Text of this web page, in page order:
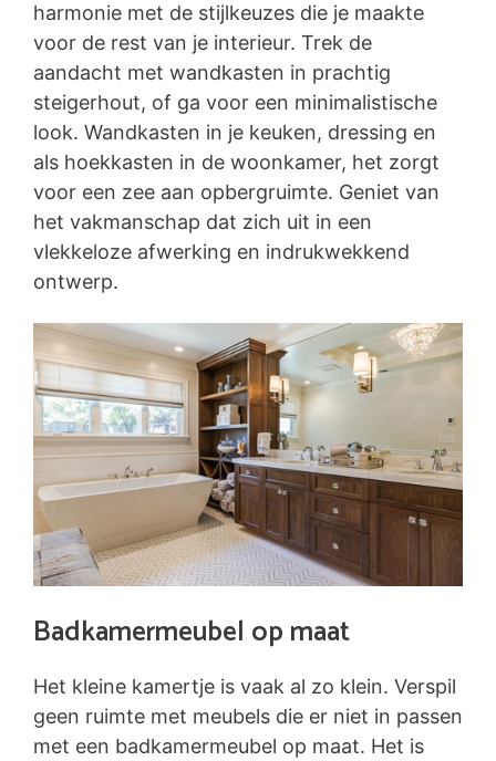
harmonie met de stijlkeuzes die je maakte
voor de rest van je interieur. Trek de
aandacht met wandkasten in prachtig
steigerhout, of ga voor een minimalistische
look. Wandkasten in je keuken, dressing en
als hoekkasten in de woonkamer, het zorgt
voor een zee aan opbergruimte. Geniet van
het vakmanschap dat zich uit in een
vlekkeloze afwerking en indrukwekkend
ontwerp.
Badkamermeubel op maat
Het kleine kamertje is vaak al zo klein. Verspil
geen ruimte met meubels die er niet in passen
met een badkamermeubel op maat. Het is